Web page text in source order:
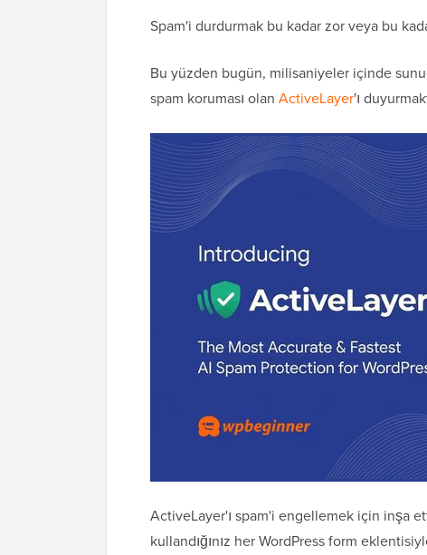
Spam'i durdurmak bu kadar zor veya bu
Bu yüzden bugün, milisaniyeler içinde
spam koruması olan ActiveLayer'ı
ActiveLayer'ı spam'i engellemek için inşa
kullandığınız her WordPress form